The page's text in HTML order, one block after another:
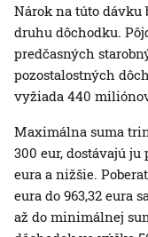
Nárok na túto dávku
druhu dôchodku.
predčasných
pozostalostných
vyžiada 440
Maximálna suma
300 eur, dostávajú ju
eura a nižšie.
eura do 963,32 eura
až do minimálnej